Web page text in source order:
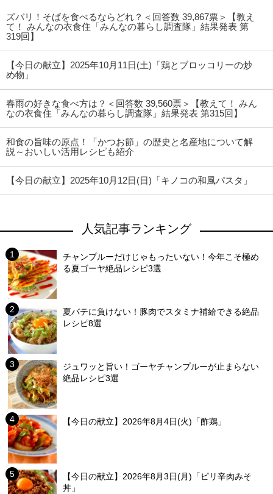
ズバリ！そばを食べるならどれ？＜回答数 39,867票＞【教え
て！ みんなの衣食住「みんなの暮らし調査隊」結果発表 第
319回】
【今日の献立】2025年10月11日(土)「鶏とブロッコリーの炒
め物」
春雨の好きな食べ方は？＜回答数 39,560票＞【教えて！ みん
なの衣食住「みんなの暮らし調査隊」結果発表 第315回】
和食の旨味の原点！「かつお節」の歴史と名産地について解
説～おいしい活用レシピも紹介
【今日の献立】2025年10月12日(日)「キノコの和風パスタ」
人気記事ランキング
チャンプルーだけじゃもったいない！今年こそ極め
る夏ゴーヤ絶品レシピ3選
夏バテに負けない！豚肉でスタミナ補給できる絶品
レシピ8選
ジュワッと旨い！ゴーヤチャンプルーが止まらない
絶品レシピ3選
【今日の献立】2026年8月4日(火)「酢鶏」
【今日の献立】2026年8月3日(月)「ピリ辛肉みそ
丼」